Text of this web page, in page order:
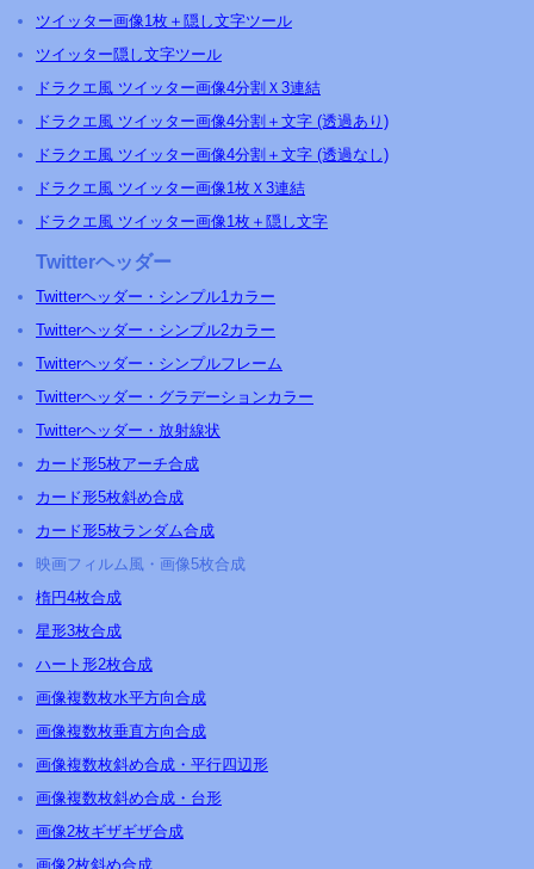
ツイッター画像1枚＋隠し文字ツール
ツイッター隠し文字ツール
ドラクエ風 ツイッター画像4分割Ｘ3連結
ドラクエ風 ツイッター画像4分割＋文字 (透過あり)
ドラクエ風 ツイッター画像4分割＋文字 (透過なし)
ドラクエ風 ツイッター画像1枚Ｘ3連結
ドラクエ風 ツイッター画像1枚＋隠し文字
Twitterヘッダー
Twitterヘッダー・シンプル1カラー
Twitterヘッダー・シンプル2カラー
Twitterヘッダー・シンプルフレーム
Twitterヘッダー・グラデーションカラー
Twitterヘッダー・放射線状
カード形5枚アーチ合成
カード形5枚斜め合成
カード形5枚ランダム合成
映画フィルム風・画像5枚合成
楕円4枚合成
星形3枚合成
ハート形2枚合成
画像複数枚水平方向合成
画像複数枚垂直方向合成
画像複数枚斜め合成・平行四辺形
画像複数枚斜め合成・台形
画像2枚ギザギザ合成
画像2枚斜め合成